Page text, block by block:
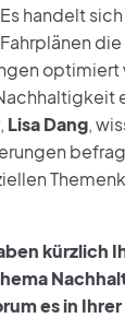
handelt
die
optimiert
Lisa Dang,
kürzlich
es in